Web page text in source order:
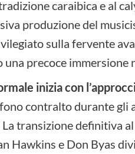
caraibica e al
produzione del
sulla fervente
una precoce immersione
inizia con
contralto durante gli
La transizione definitiva
Hawkins e Don Byas